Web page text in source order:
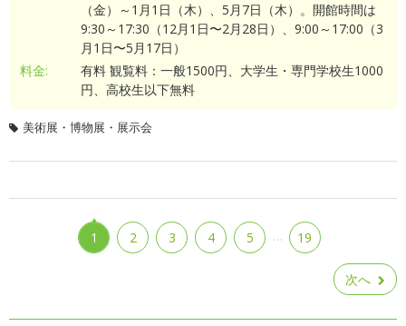
（金）～1月1日（木）、5月7日（木）。開館時間は
9:30～17:30（12月1日〜2月28日）、9:00～17:00（3
月1日〜5月17日）
料金:
有料 観覧料：一般1500円、大学生・専門学校生1000
円、高校生以下無料
美術展・博物展・展示会
1 2 3 4 5 … 19
次へ